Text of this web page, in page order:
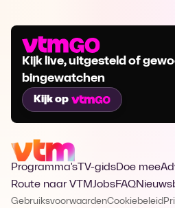
Kijk live, uitgesteld of
bingewatchen
Kijk op
Programma's TV-gidsDoe mee
Route naar VTMJobsFAQ
GebruiksvoorwaardenCookiebeleid